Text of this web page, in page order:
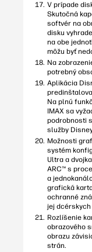
V prípade
Skutočná
softvér na
disku
na obe
môžu byť
Na
potrebný
Aplikácia
Na plnú
IMAX sa
podrobnosti
služby
Možnosti
systém
Ultra a
ARC™ s
a
grafická
ochranné
jej
Rozlíšenie
obrazového
obrazu
strán.